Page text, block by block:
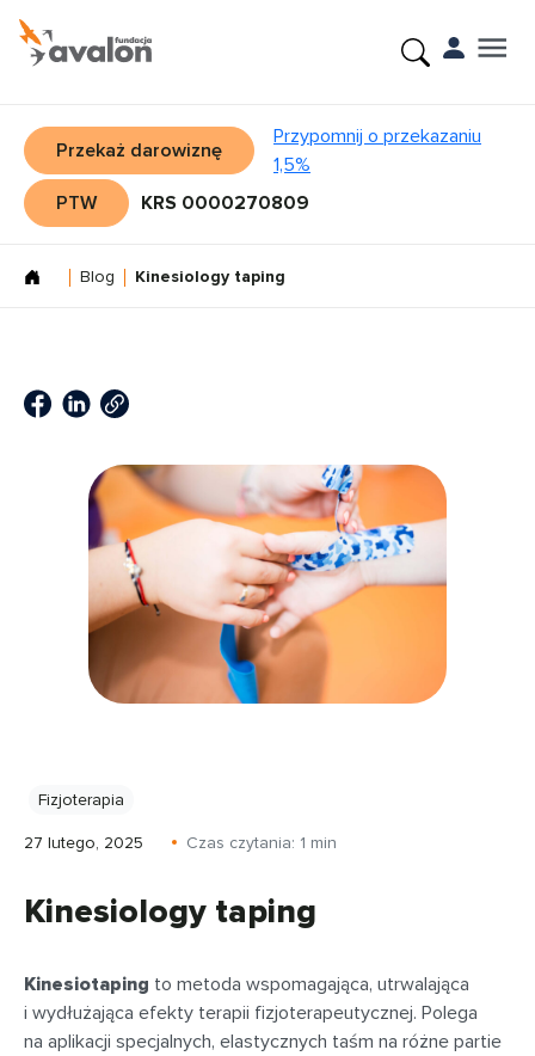
Przekaż darowiznę
Przypomnij o przekazaniu
1,5%
PTW
KRS 0000270809
Blog Kinesiology taping
Fizjoterapia
27 lutego, 2025 Czas czytania: 1 min
Kinesiology taping
Kinesiotaping to metoda wspomagająca, utrwalająca
i wydłużająca efekty terapii fizjoterapeutycznej. Polega
na aplikacji specjalnych, elastycznych taśm na różne partie